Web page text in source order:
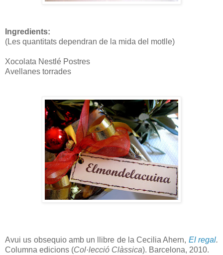
Ingredients:
(Les quantitats dependran de la mida del motlle)
Xocolata Nestlé Postres
Avellanes torrades
Avui us obsequio amb un llibre de la Cecilia Ahern, El regal.
Columna edicions (Col·lecció Clàssica). Barcelona, 2010.